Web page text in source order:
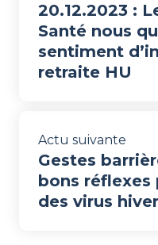
20.12.2023 :
Santé nous
sentiment
retraite HU
Actu suivante
Gestes
bons réflexes
des virus